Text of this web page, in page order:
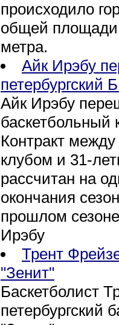
происходило
общей площади
метра.
Айк Ирэбу
петербургский
Айк Ирэбу
баскетбольный
Контракт между
клубом и 31-
рассчитан на
окончания
прошлом
Ирэбу
Трент
"Зенит"
Баскетболист
петербургский